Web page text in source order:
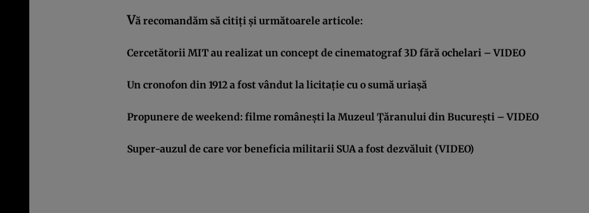
Vă recomandăm să citiţi şi următoarele articole:
Cercetătorii MIT au realizat un concept de cinematograf 3D fără ochelari – VIDEO
Un cronofon din 1912 a fost vândut la licitaţie cu o sumă uriaşă
Propunere de weekend: filme româneşti la Muzeul Ţăranului din Bucureşti – VIDEO
Super-auzul de care vor beneficia militarii SUA a fost dezvăluit (VIDEO)